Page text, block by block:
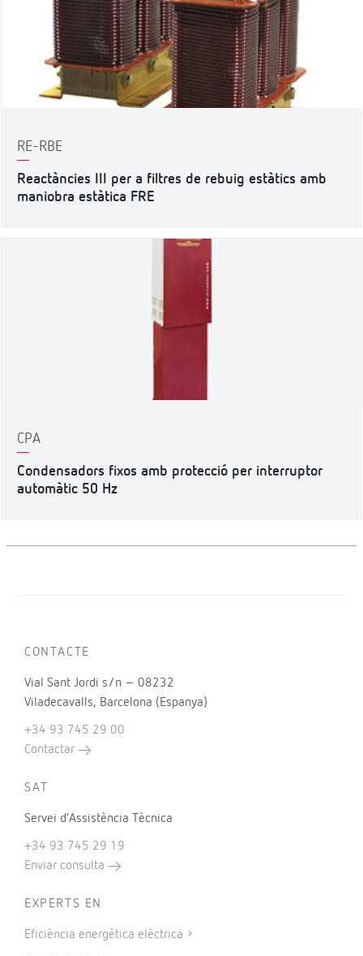
RE-RBE
Reactàncies III per a filtres de rebuig estàtics amb
maniobra estàtica FRE
CPA
Condensadors fixos amb protecció per interruptor
automàtic 50 Hz
CONTACTE
Vial Sant Jordi s/n – 08232
Viladecavalls, Barcelona (Espanya)
+34 93 745 29 00
Contactar
SAT
Servei d’Assistència Tècnica
+34 93 745 29 19
Enviar consulta
EXPERTS EN
Eficiència energètica elèctrica